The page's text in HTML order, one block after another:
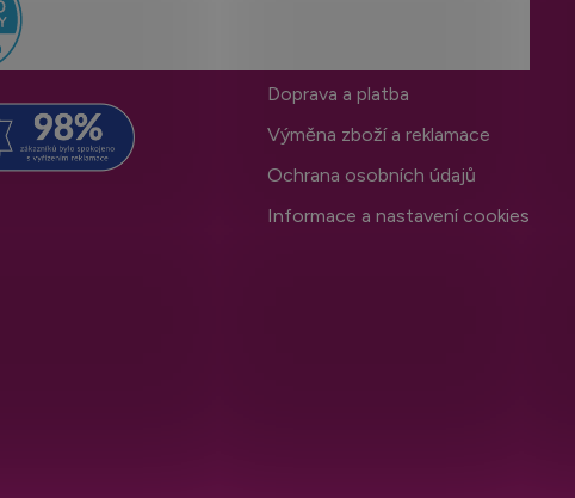
Doprava a platba
Výměna zboží a reklamace
Ochrana osobních údajů
Informace a nastavení cookies